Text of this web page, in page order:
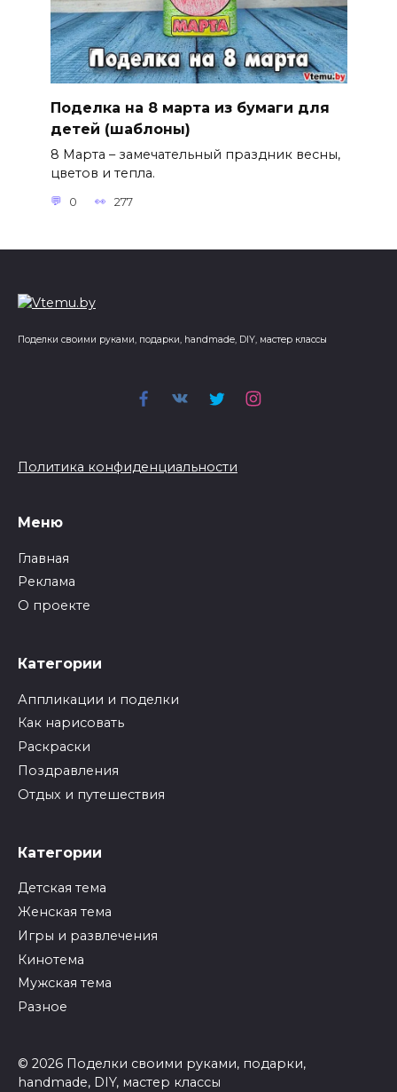
Поделка на 8 марта из бумаги для
детей (шаблоны)
8 Марта – замечательный праздник весны,
цветов и тепла.
0 277
Поделки своими руками, подарки, handmade, DIY, мастер классы
Политика конфиденциальности
Меню
Главная
Реклама
О проекте
Категории
Аппликации и поделки
Как нарисовать
Раскраски
Поздравления
Отдых и путешествия
Категории
Детская тема
Женская тема
Игры и развлечения
Кинотема
Мужская тема
Разное
© 2026 Поделки своими руками, подарки,
handmade, DIY, мастер классы